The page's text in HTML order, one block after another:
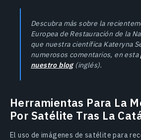
Descubra más sobre la
Europea de Restauración de la
que nuestra científica Kateryna
numerosos comentarios, en esta
nuestro blog(inglés).
Herramientas Para La
Por Satélite Tras La
El uso de imágenes de satélite para